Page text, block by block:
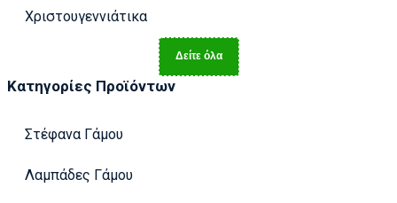
Χριστουγεννιάτικα
Δείτε όλα
Κατηγορίες Προϊόντων
Στέφανα Γάμου
Λαμπάδες Γάμου